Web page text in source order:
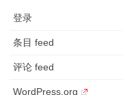
登录
条目 feed
评论 feed
WordPress.org